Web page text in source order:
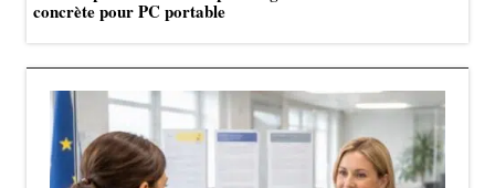
concrète pour PC portable